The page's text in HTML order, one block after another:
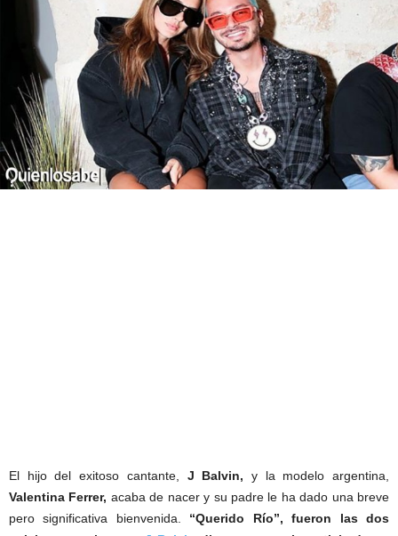
El hijo del exitoso cantante, J Balvin, y la modelo argentina,
Valentina Ferrer, acaba de nacer y su padre le ha dado una breve
pero significativa bienvenida. “Querido Río”,
fueron las dos